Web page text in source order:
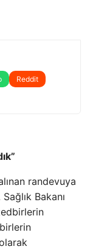
Reddit
randevuya
Bakanı